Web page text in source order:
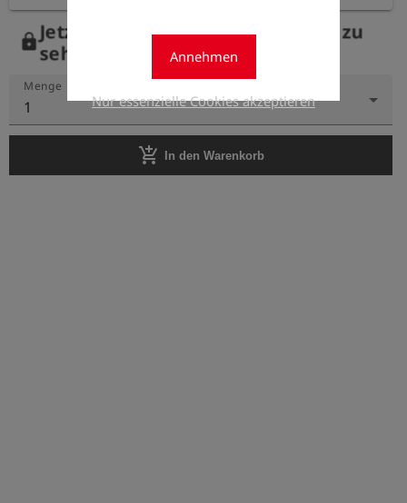
Annehmen
Nur essenzielle Cookies akzeptieren
lock Jetzt registrieren, um die Preise zu
sehen.
Menge
1
add_shopping_cart In den Warenkorb